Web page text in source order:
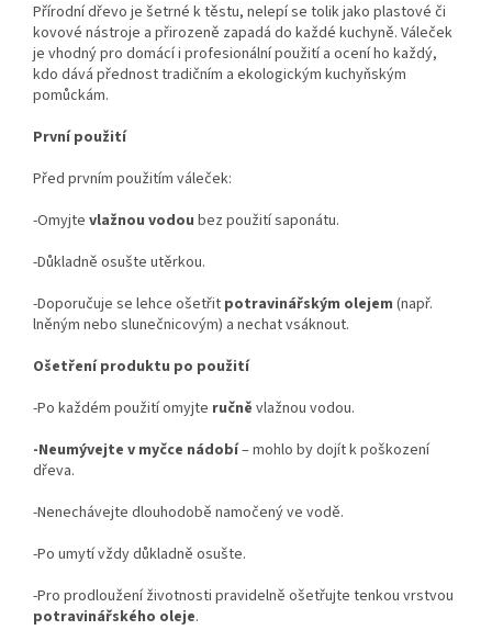
Přírodní dřevo je šetrné k těstu, nelepí se tolik jako plastové či
kovové nástroje a přirozeně zapadá do každé kuchyně. Váleček
je vhodný pro domácí i profesionální použití a ocení ho každý,
kdo dává přednost tradičním a ekologickým kuchyňským
pomůckám.
První použití
Před prvním použitím váleček:
-Omyjte vlažnou vodou bez použití saponátu.
-Důkladně osušte utěrkou.
-Doporučuje se lehce ošetřit potravinářským olejem (např.
lněným nebo slunečnicovým) a nechat vsáknout.
Ošetření produktu po použití
-Po každém použití omyjte ručně vlažnou vodou.
-Neumývejte v myčce nádobí– mohlo by dojít k poškození
dřeva.
-Nenechávejte dlouhodobě namočený ve vodě.
-Po umytí vždy důkladně osušte.
-Pro prodloužení životnosti pravidelně ošetřujte tenkou vrstvou
potravinářského oleje.